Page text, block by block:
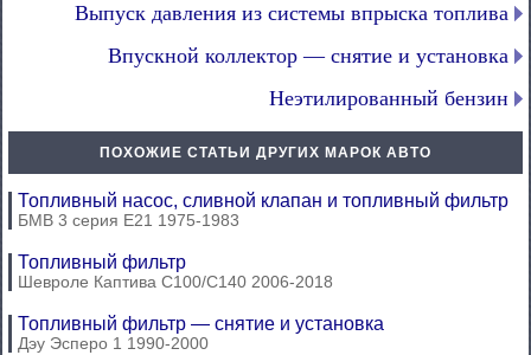
Выпуск давления из системы впрыска топлива
Впускной коллектор — снятие и установка
Неэтилированный бензин
ПОХОЖИЕ СТАТЬИ ДРУГИХ МАРОК АВТО
Топливный насос, сливной клапан и топливный фильтр
БМВ 3 серия Е21 1975-1983
Топливный фильтр
Шевроле Каптива С100/С140 2006-2018
Топливный фильтр — снятие и установка
Дэу Эсперо 1 1990-2000